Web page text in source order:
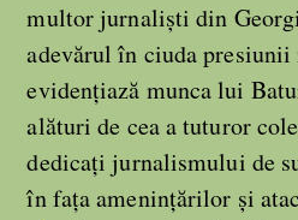
multor jurnaliști din
adevărul în ciuda
evidențiază munca lui
alături de cea a tuturor
dedicați jurnalismului de
în fața amenințărilor și